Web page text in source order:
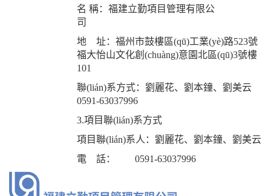
名 稱：福建立勤項目管理有限公
司
地 址：福州市鼓樓區(qū)工業(yè)路523號
福大怡山文化創(chuàng)意園北區(qū)3號樓
101
聯(lián)系方式：劉麗花、劉本鐘、劉美云
0591-63037996
3.項目聯(lián)系方式
項目聯(lián)系人：劉麗花、劉本鐘、劉美云
電 話： 0591-63037996